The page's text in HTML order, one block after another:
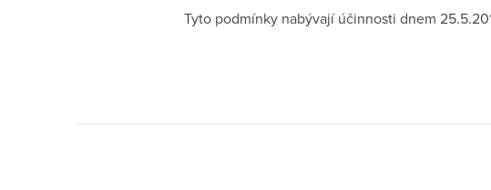
Tyto podmínky nabývají účinnosti dnem